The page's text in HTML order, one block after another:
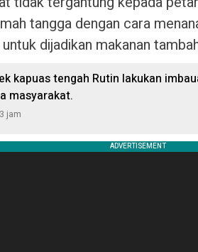
tangga dengan cara
dijadikan makanan
kapuas tengah Rutin lakukan
masyarakat.
3 jam